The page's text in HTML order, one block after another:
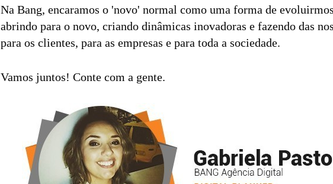
Na Bang, encaramos o 'novo' normal como uma forma de
abrindo para o novo, criando dinâmicas inovadoras e fazendo das
para os clientes, para as empresas e para toda a sociedade.
Vamos juntos! Conte com a gente.